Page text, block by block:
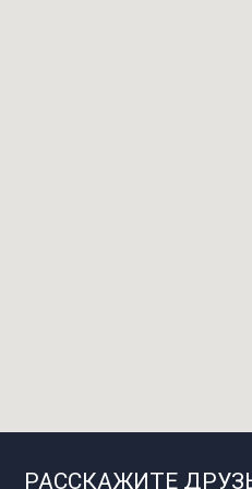
РАССКАЖИТЕ